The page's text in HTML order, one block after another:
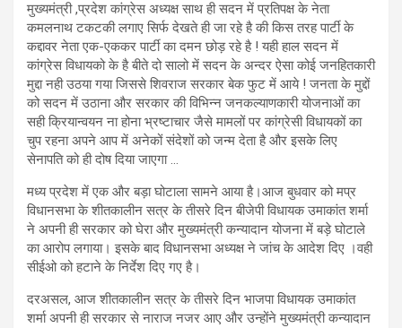
मुख्यमंत्री ,प्रदेश कांग्रेस अध्यक्ष साथ ही सदन में प्रतिपक्ष के नेता
कमलनाथ टकटकी लगाए सिर्फ देखते ही जा रहे है की किस तरह पार्टी के
कद्दावर नेता एक-एककर पार्टी का दमन छोड़ रहे है ! यही हाल सदन में
कांग्रेस विधायको के है बीते दो सालो में सदन के अन्दर ऐसा कोई जनहितकारी
मुद्दा नही उठया गया जिससे शिवराज सरकार बेक फुट में आये ! जनता के मुद्दों
को सदन में उठाना और सरकार की विभिन्न जनकल्याणकारी योजनाओं का
सही क्रियान्वयन ना होना भ्रष्टाचार जैसे मामलों पर कांग्रेसी विधायकों का
चुप रहना अपने आप में अनेकों संदेशों को जन्म देता है और इसके लिए
सेनापति को ही दोष दिया जाएगा …
मध्य प्रदेश में एक और बड़ा घोटाला सामने आया है।आज बुधवार को मप्र
विधानसभा के शीतकालीन सत्र के तीसरे दिन बीजेपी विधायक उमाकांत शर्मा
ने अपनी ही सरकार को घेरा और मुख्यमंत्री कन्यादान योजना में बड़े घोटाले
का आरोप लगाया। इसके बाद विधानसभा अध्यक्ष ने जांच के आदेश दिए ।वही
सीईओ को हटाने के निर्देश दिए गए है।
दरअसल, आज शीतकालीन सत्र के तीसरे दिन भाजपा विधायक उमाकांत
शर्मा अपनी ही सरकार से नाराज नजर आए और उन्होंने मुख्यमंत्री कन्यादान